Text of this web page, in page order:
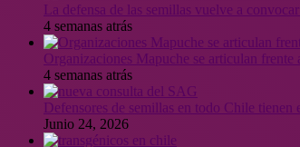
La defensa de las semillas vuelve a
4 semanas atrás
Organizaciones Mapuche se articulan
4 semanas atrás
Defensores de semillas en todo Chile
Junio 24, 2026